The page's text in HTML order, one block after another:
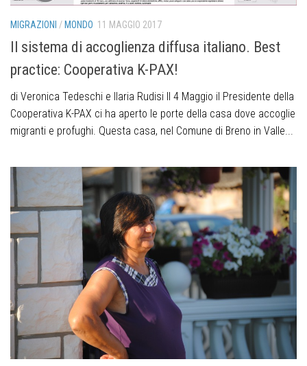
MIGRAZIONI / MONDO 11 MAGGIO 2017
Il sistema di accoglienza diffusa italiano. Best
practice: Cooperativa K-PAX!
di Veronica Tedeschi e Ilaria Rudisi Il 4 Maggio il Presidente della
Cooperativa K-PAX ci ha aperto le porte della casa dove accoglie
migranti e profughi. Questa casa, nel Comune di Breno in Valle...